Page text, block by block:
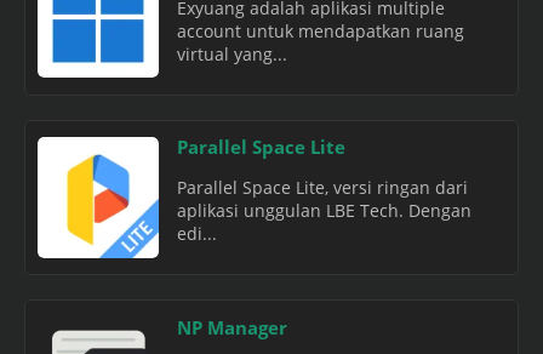
Exyuang adalah aplikasi multiple
account untuk mendapatkan ruang
virtual yang...
Parallel Space Lite
Parallel Space Lite, versi ringan dari
aplikasi unggulan LBE Tech. Dengan
edi...
NP Manager